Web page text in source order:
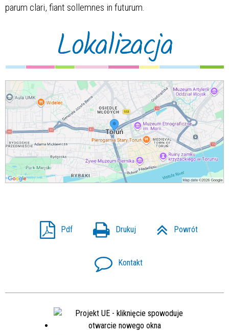
parum clari, fiant sollemnes in futurum.
Lokalizacja
Pdf Drukuj Powrót
Kontakt